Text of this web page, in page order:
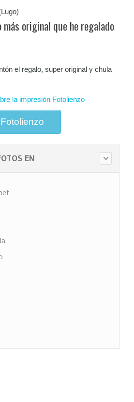
original que he regalado
el regalo, super original y chula
la impresión Fotolienzo
EN